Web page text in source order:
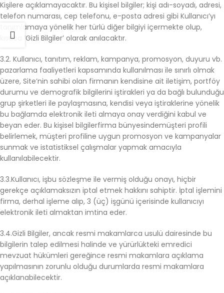
Kişilere açıklamayacaktır. Bu kişisel bilgiler; kişi adı-soyadı, adresi,
telefon numarası, cep telefonu, e-posta adresi gibi Kullanıcı’yı
tanımlamaya yönelik her türlü diğer bilgiyi içermekte olup,
kısaca ‘Gizli Bilgiler’ olarak anılacaktır.
3.2. Kullanıcı, tanıtım, reklam, kampanya, promosyon, duyuru vb.
pazarlama faaliyetleri kapsamında kullanılması ile sınırlı olmak
üzere, Site’nin sahibi olan firmanın kendisine ait iletişim, portföy
durumu ve demografik bilgilerini iştirakleri ya da bağlı bulunduğu
grup şirketleri ile paylaşmasına, kendisi veya iştiraklerine yönelik
bu bağlamda elektronik ileti almaya onay verdiğini kabul ve
beyan eder. Bu kişisel bilgilerfirma bünyesindemüşteri profili
belirlemek, müşteri profiline uygun promosyon ve kampanyalar
sunmak ve istatistiksel çalışmalar yapmak amacıyla
kullanılabilecektir.
3.3.Kullanıcı, işbu sözleşme ile vermiş olduğu onayı, hiçbir
gerekçe açıklamaksızın iptal etmek hakkını sahiptir. İptal işlemini
firma, derhal işleme alıp, 3 (üç) işgünü içerisinde kullanıcıyı
elektronik ileti almaktan imtina eder.
3.4.Gizli Bilgiler, ancak resmi makamlarca usulü dairesinde bu
bilgilerin talep edilmesi halinde ve yürürlükteki emredici
mevzuat hükümleri gereğince resmi makamlara açıklama
yapılmasının zorunlu olduğu durumlarda resmi makamlara
açıklanabilecektir.